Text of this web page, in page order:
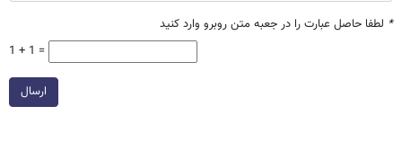
* لطفا حاصل عبارت را در جعبه متن روبرو وارد کنید
1 + 1 =
ارسال